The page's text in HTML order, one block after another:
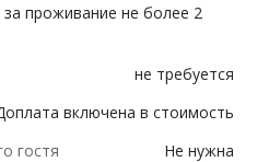
за проживание не более 2
не требуется
включена в стоимость
гостя
Не нужна